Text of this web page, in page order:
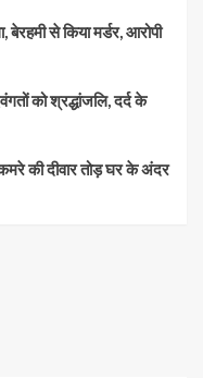
बेरहमी से किया मर्डर, आरोपी
को श्रद्धांजलि, दर्द के
की दीवार तोड़ घर के अंदर